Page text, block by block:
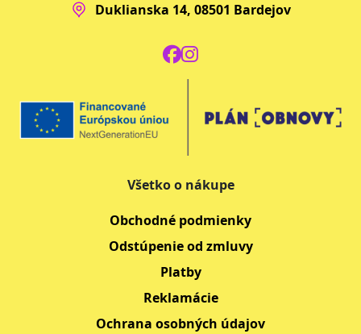
Duklianska 14, 08501 Bardejov
Všetko o nákupe
Obchodné podmienky
Odstúpenie od zmluvy
Platby
Reklamácie
Ochrana osobných údajov